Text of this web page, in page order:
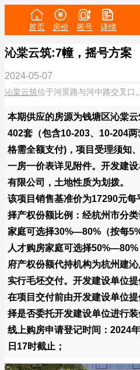
首页 房价 摇号 详情
沁棠云筑:7幢，摇号方案
2024-05-07
沁棠云筑位于河景路与河中路交叉口,,
本期供应的房源为钱塘区沁棠
402套（包含10-203、10-204
格需全额支付)，项目受理须知
一房一价表详见附件。开发建
有限公司，土地性质为划拨。
该项目销售基准价为17290元
择产权份额比例：经杭州市分
家庭可选择30%—80%（按每
人才购房家庭可选择
府产权份额代持机构为杭州建
实行毛坯交付。开发建设单位
在项目交付前由开发建设单位
择是否委托开发建设单位进行装
线上购房申请登记时间：2024
日17时截止；